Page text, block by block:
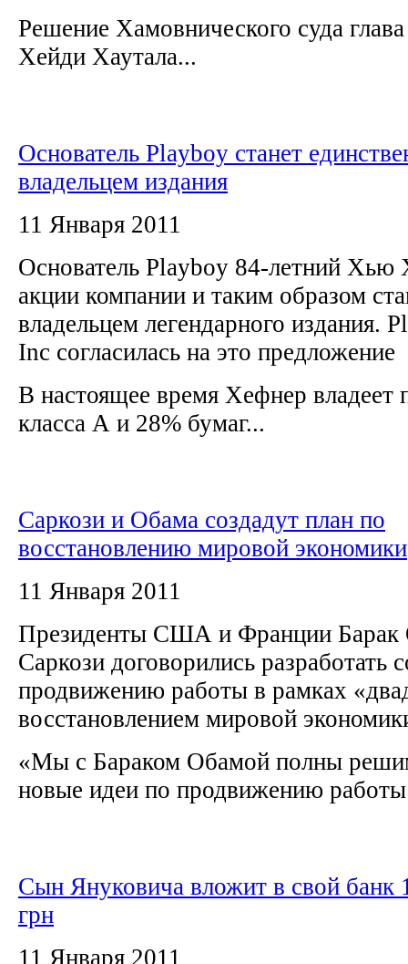
Решение Хамовнического суда
Хейди Хаутала...
Основатель Playboy станет
владельцем издания
11 Января 2011
Основатель Playboy 84-летний Хью
акции компании и таким образом
владельцем легендарного издания.
Inc согласилась на это предложение
В настоящее время Хефнер владеет
класса А и 28% бумаг...
Саркози и Обама создадут план по
восстановлению мировой экономики
11 Января 2011
Президенты США и Франции Барак
Саркози договорились разработать
продвижению работы в рамках
восстановлением мировой
«Мы с Бараком Обамой полны
новые идеи по продвижению
Сын Януковича вложит в свой банк
грн
11 Января 2011